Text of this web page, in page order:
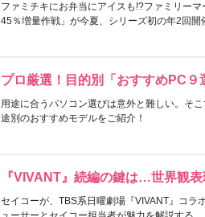
ファミチキにお弁当にアイスも!?ファミリー
45％増量作戦」が今夏、シリーズ初の年2回開
プロ厳選！目的別「おすすめPC９
用途に合うパソコン選びは意外と難しい。そ
途別のおすすめモデルをご紹介！
『VIVANT』続編の鍵は…世界観
セイコーが、TBS系日曜劇場『VIVANT』コラ